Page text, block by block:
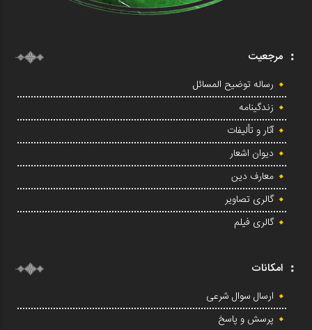
مرجعیت
رساله توضیح المسائل
زندگینامه
آثار و تألیفات
دیوان اشعار
معارف دین
گالری تصاویر
گالری فیلم
امکانات
ارسال سوال شرعی
پرسش و پاسخ